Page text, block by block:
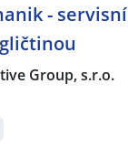
- servisní
Group, s.r.o.